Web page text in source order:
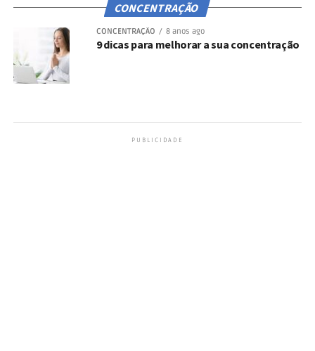
CONCENTRAÇÃO
CONCENTRAÇÃO 8 anos ago
9 dicas para melhorar a sua concentração
PUBLICIDADE